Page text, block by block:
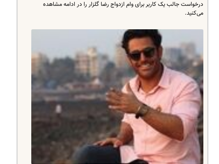
درخواست جالب یک کاربر برای وام ازدواج رضا گلزار را در ادامه مشاهده
می‌کنید.